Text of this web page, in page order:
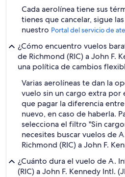
Cada aerolínea tiene sus
tienes que cancelar, sigue
nuestro Portal del servicio de
¿Cómo encuentro vuelos
de Richmond (RIC) a John F.
una política de cambios
Varias aerolíneas te dan la
vuelo sin un cargo extra por
que pagar la diferencia
nuevo, en caso de haberla.
selecciona el filtro "Sin
necesites buscar vuelos de
Richmond (RIC) a John F.
¿Cuánto dura el vuelo de A.
(RIC) a John F. Kennedy Intl.